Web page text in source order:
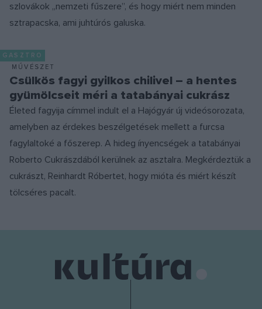
szlovákok „nemzeti fűszere”, és hogy miért nem minden
sztrapacska, ami juhtúrós galuska.
GASZTRO
MŰVÉSZET
Csülkös fagyi gyilkos chilivel – a hentes
gyümölcseit méri a tatabányai cukrász
Életed fagyija címmel indult el a Hajógyár új videósorozata,
amelyben az érdekes beszélgetések mellett a furcsa
fagylaltoké a főszerep. A hideg ínyencségek a tatabányai
Roberto Cukrászdából kerülnek az asztalra. Megkérdeztük a
cukrászt, Reinhardt Róbertet, hogy mióta és miért készít
tölcséres pacalt.